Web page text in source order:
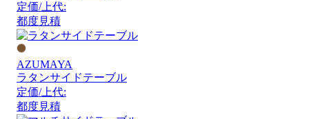
定価/上代:
都度見積
AZUMAYA
ラタンサイドテーブル
定価/上代:
都度見積